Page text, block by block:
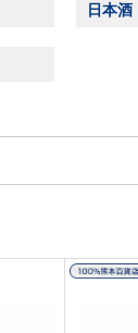
日本酒